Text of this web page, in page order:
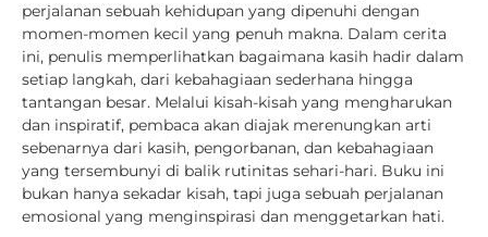
perjalanan sebuah kehidupan yang dipenuhi dengan
momen-momen kecil yang penuh makna. Dalam cerita
ini, penulis memperlihatkan bagaimana kasih hadir dalam
setiap langkah, dari kebahagiaan sederhana hingga
tantangan besar. Melalui kisah-kisah yang mengharukan
dan inspiratif, pembaca akan diajak merenungkan arti
sebenarnya dari kasih, pengorbanan, dan kebahagiaan
yang tersembunyi di balik rutinitas sehari-hari. Buku ini
bukan hanya sekadar kisah, tapi juga sebuah perjalanan
emosional yang menginspirasi dan menggetarkan hati.